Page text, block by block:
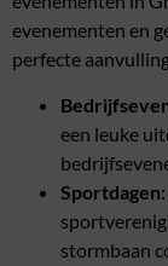
evenementen en
perfecte
een leuke
Sportdagen:
stormbaan